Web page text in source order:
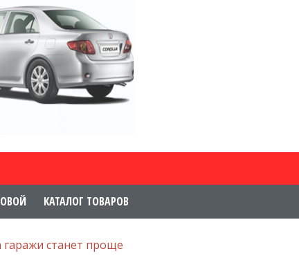
КАТАЛОГ ТОВАРОВ
станет проще